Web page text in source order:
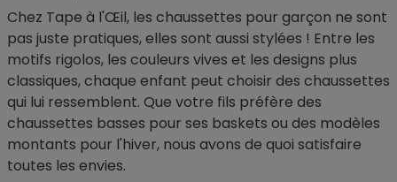
Chez Tape à l'Œil, les chaussettes pour garçon ne sont
pas juste pratiques, elles sont aussi stylées ! Entre les
motifs rigolos, les couleurs vives et les designs plus
classiques, chaque enfant peut choisir des chaussettes
qui lui ressemblent. Que votre fils préfère des
chaussettes basses pour ses baskets ou des modèles
montants pour l'hiver, nous avons de quoi satisfaire
toutes les envies.